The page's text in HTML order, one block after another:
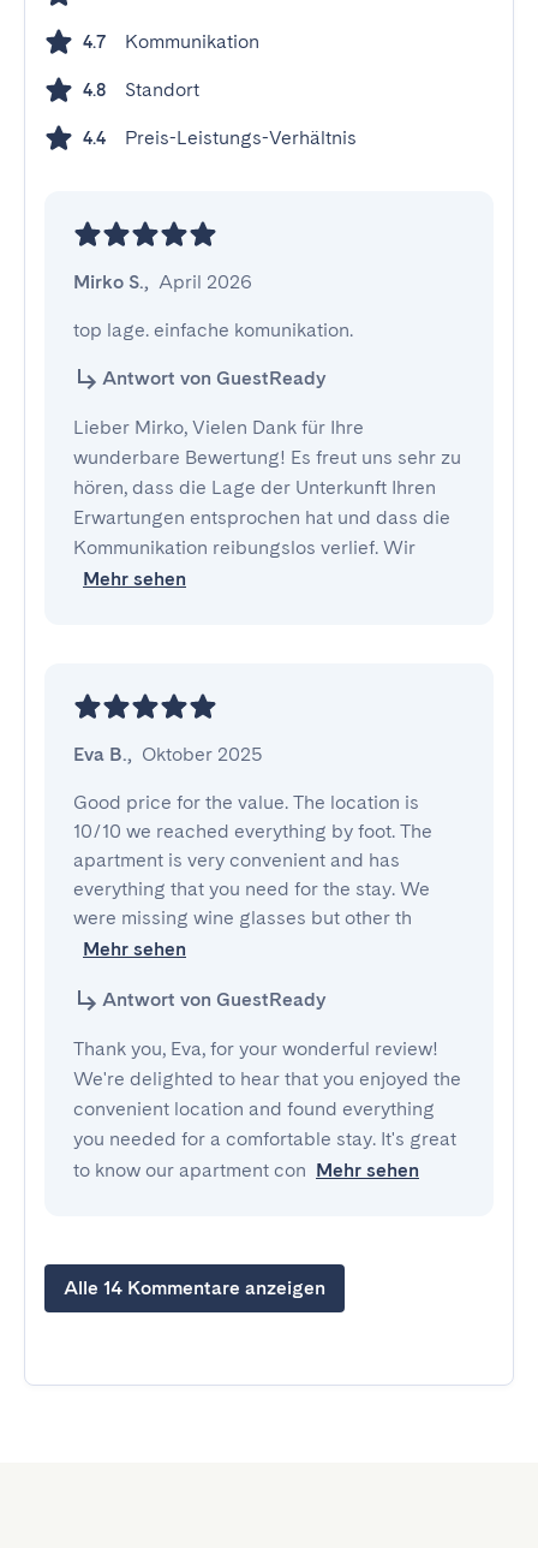
4.7 Kommunikation
4.8 Standort
4.4 Preis-Leistungs-Verhältnis
Mirko S., April 2026
top lage. einfache komunikation.
Antwort von GuestReady
Lieber Mirko, Vielen Dank für Ihre
wunderbare Bewertung! Es freut uns sehr zu
hören, dass die Lage der Unterkunft Ihren
Erwartungen entsprochen hat und dass die
Kommunikation reibungslos verlief. Wir
Mehr sehen
Eva B., Oktober 2025
Good price for the value. The location is
10/10 we reached everything by foot. The
apartment is very convenient and has
everything that you need for the stay. We
were missing wine glasses but other th
Mehr sehen
Antwort von GuestReady
Thank you, Eva, for your wonderful review!
We're delighted to hear that you enjoyed the
convenient location and found everything
you needed for a comfortable stay. It's great
to know our apartment con Mehr sehen
Alle 14 Kommentare anzeigen